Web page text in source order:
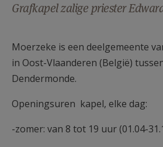
MIJN PAROCHIE
Grafkapel zalige priester
Moerzeke is een deelgemeente
in Oost-Vlaanderen (België)
Dendermonde.
Openingsuren kapel, elke dag:
-zomer: van 8 tot 19 uur (01.04-